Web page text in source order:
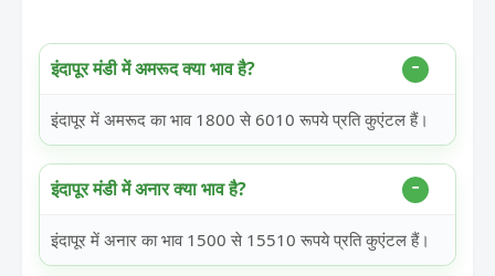
इंदापूर मंडी में अमरूद क्या भाव है?
इंदापूर में अमरूद का भाव 1800 से 6010 रूपये प्रति कुएंटल हैं।
इंदापूर मंडी में अनार क्या भाव है?
इंदापूर में अनार का भाव 1500 से 15510 रूपये प्रति कुएंटल हैं।